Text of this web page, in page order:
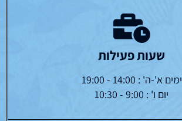
שעות פעילות
ימים א'-ה' : 14:00 - 19:00
יום ו' : 9:00 - 10:30